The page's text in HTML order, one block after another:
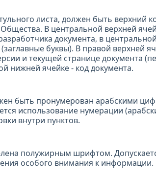
листа, должен быть верхний
В центральной верхней
документа, в
буквы). В правой верхней
и текущей странице документа
нижней ячейке - код документа.
быть пронумерован арабскими
использование нумерации
внутри пунктов.
полужирным шрифтом.
особого внимания к информации.